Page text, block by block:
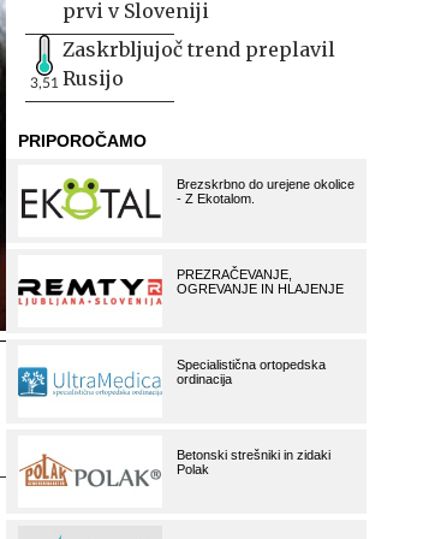
prvi v Sloveniji
3,51
Zaskrbljujoč trend preplavil
Rusijo